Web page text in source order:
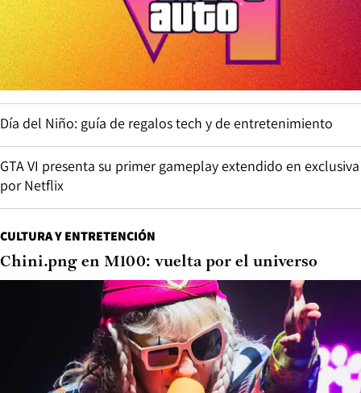
Día del Niño: guía de regalos tech y de entretenimiento
GTA VI presenta su primer gameplay extendido en exclusiva
por Netflix
CULTURA Y ENTRETENCIÓN
Chini.png en M100: vuelta por el universo